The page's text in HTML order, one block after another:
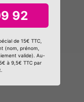
92
de 15€ TTC,
(nom, prénom,
valide). Au-
à 9,5€ TTC par